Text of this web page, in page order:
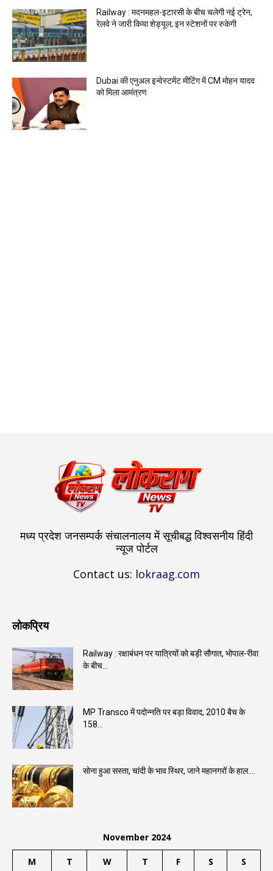
Railway : मदनमहल-इटारसी के बीच चलेगी नई ट्रेन,
रेलवे ने जारी किया शेड्यूल; इन स्टेशनों पर रुकेगी
Dubai की एनुअल इन्वेस्टमेंट मीटिंग में CM मोहन यादव
को मिला आमंत्रण
मध्य प्रदेश जनसम्पर्क संचालनालय में सूचीबद्ध विश्वसनीय हिंदी
न्यूज पोर्टल
Contact us: lokraag.com
लोकप्रिय
Railway : रक्षाबंधन पर यात्रियों को बड़ी सौगात, भोपाल-रीवा
के बीच...
MP Transco में पदोन्नति पर बड़ा विवाद, 2010 बैच के
158...
सोना हुआ सस्ता, चांदी के भाव स्थिर, जाने महानगरों के हाल….
November 2024
M T W T F S S